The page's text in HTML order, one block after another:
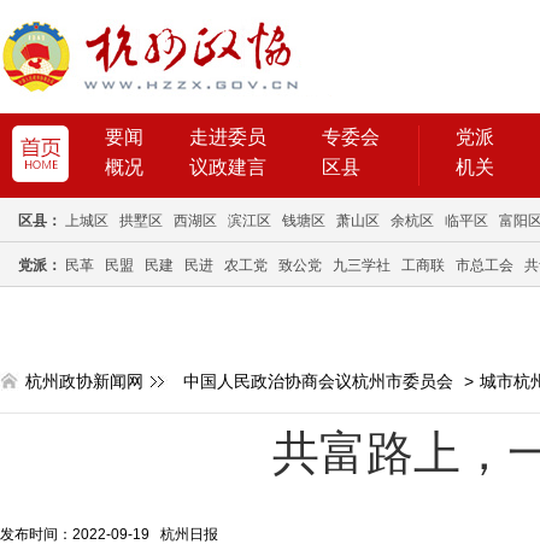
要闻 走进委员
专委会
概况
议政建言 区县
党派
机关
区县： 上城区 拱墅区 西湖区 滨江区 钱塘区 萧山区 余杭区 临平区 富阳
党派： 民革 民盟 民建 民进 农工党 致公党 九三学社 工商联 市总工会
杭州政协新闻网 中国人民政治协商会议杭州市委员会 > 城市杭
共富路上，
发布时间：2022-09-19 杭州日报